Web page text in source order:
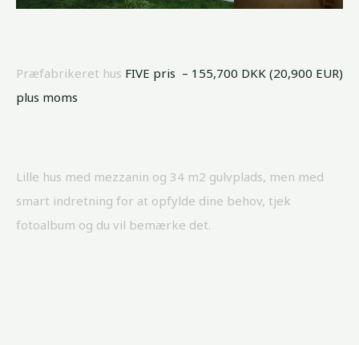
Præfabrikeret hus FIVE pris – 155,700 DKK (20,900 EUR)
plus moms
Lille hus med mezzanin og 34 m2 gulvplads, men med
smart indretning for at opfylde dine behov, tjek
fotoalbum og du vil bemærke det.